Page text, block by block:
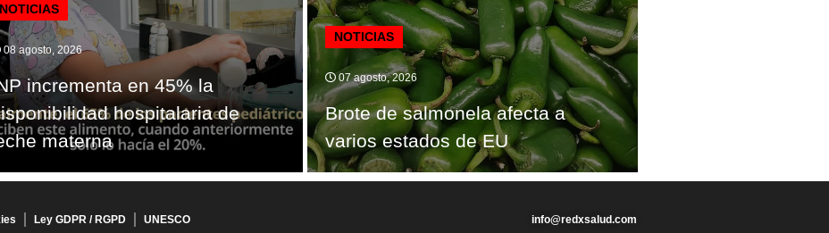
NOTICIAS
08 agosto, 2026
incrementa en 45% la
hospitalaria de
materna
NOTICIAS
07 agosto, 2026
Brote de salmonela afecta a
varios estados de EU
Ley GDPR / RGPD UNESCO info@redxsalud.com